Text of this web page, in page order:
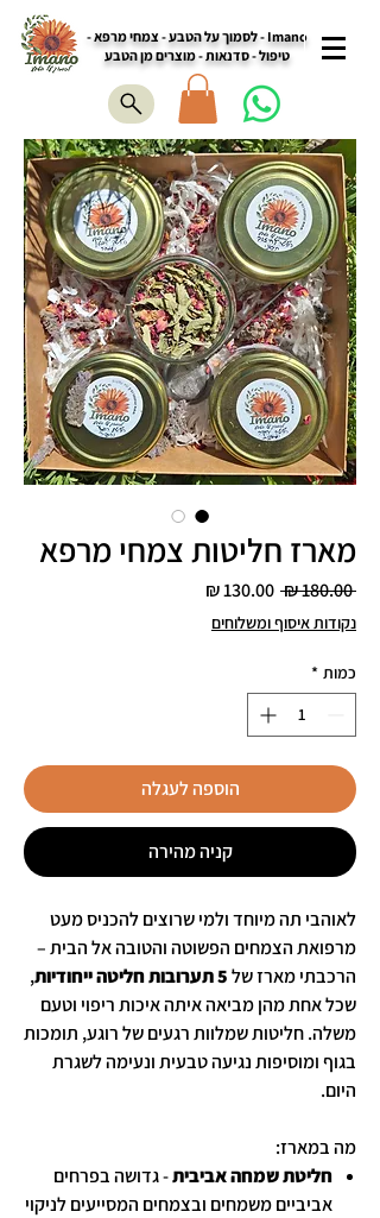
Imano - לסמוך על הטבע - צמחי מרפא -
טיפול - סדנאות - מוצרים מן הטבע
מארז חליטות צמחי מרפא
‏180.00 ‏₪
מחיר
נקודות איסוף ומשלוחים
כמות *
הוספה לעגלה
קניה מהירה
לאוהבי תה מיוחד ולמי שרוצים להכניס מעט
מרפואת הצמחים הפשוטה והטובה אל הבית –
הרכבתי מארז של5 תערובות חליטה ייחודיות
,
שכל אחת מהן מביאה איתה איכות ריפוי וטעם
משלה. חליטות שמלוות רגעים של רוגע, תומכות
בגוף ומוסיפות נגיעה טבעית ונעימה לשגרת
היום.
מה במארז:
חליטת שמחה אביבית- גדושה בפרחים
אביביים משמחים ובצמחים המסייעים לניקוי